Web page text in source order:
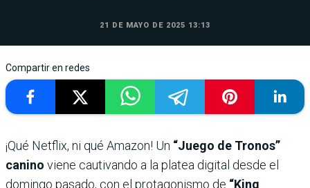
21 DE MAYO DE 2025 13:13
Compartir en redes
¡Qué Netflix, ni qué Amazon! Un “Juego de Tronos”
canino viene cautivando a la platea digital desde el
domingo pasado, con el protagonismo de “King